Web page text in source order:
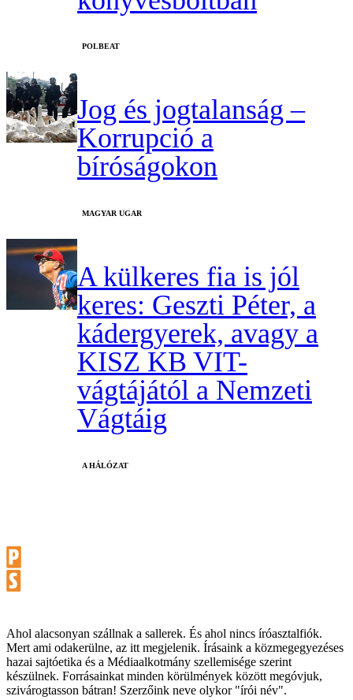
‎POLBEAT
Jog és jogtalanság –
Korrupció a
bíróságokon
MAGYAR UGAR
A külkeres fia is jól
keres: Geszti Péter, a
kádergyerek, avagy a
KISZ KB VIT-
vágtájától a Nemzeti
Vágtáig
A HÁLÓZAT
Ahol alacsonyan szállnak a sallerek. És ahol nincs íróasztalfiók.
Mert ami odakerülne, az itt megjelenik. Írásaink a közmegegyezéses
hazai sajtóetika és a Médiaalkotmány szellemisége szerint
készülnek. Forrásainkat minden körülmények között megóvjuk,
szivárogtasson bátran! Szerzőink neve olykor "írói név".